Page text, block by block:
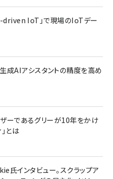
driven IoT」で現場のIoTデー
成AIアシスタントの精度を高め
ーであるグリーが10年をかけ
とは
インタビュー。スクラップア